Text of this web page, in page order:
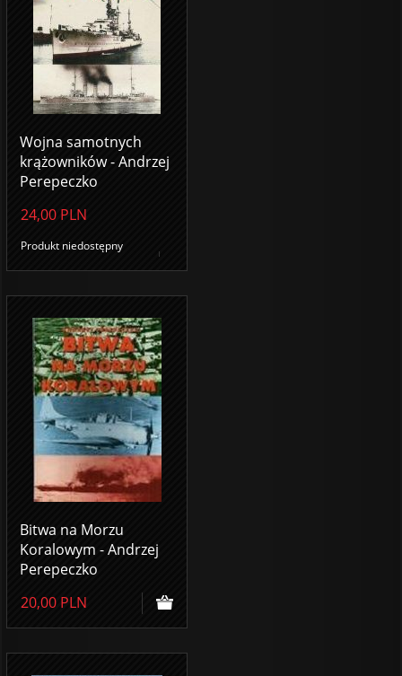
Wojna samotnych
krążowników - Andrzej
Perepeczko
24,00 PLN
Produkt niedostępny
Bitwa na Morzu
Koralowym - Andrzej
Perepeczko
20,00 PLN